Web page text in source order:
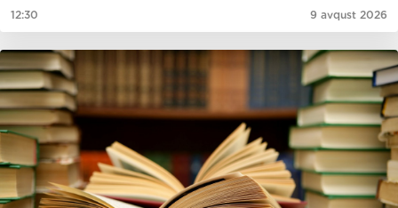
12:30 9 avqust 2026